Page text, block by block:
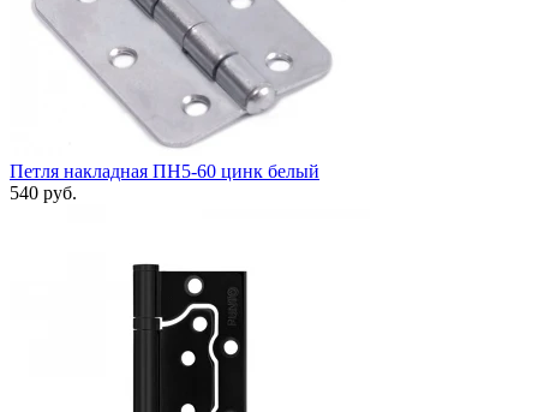
Петля накладная ПН5-60 цинк белый
540 руб.